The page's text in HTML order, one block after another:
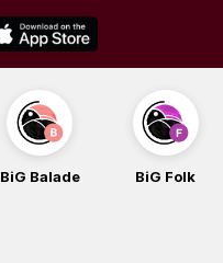
BiG Balade BiG Folk